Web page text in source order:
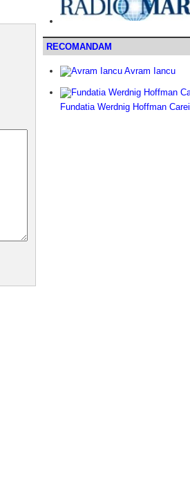
RECOMANDAM
Avram Iancu
Fundatia Werdnig Hoffman Carei